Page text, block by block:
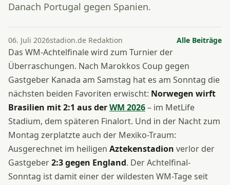
Danach Portugal gegen Spanien.
06. Juli 2026stadion.de Redaktion Alle Beiträge
Das WM-Achtelfinale wird zum Turnier der
Überraschungen. Nach Marokkos Coup gegen
Gastgeber Kanada am Samstag hat es am Sonntag die
nächsten beiden Favoriten erwischt: Norwegen wirft
Brasilien mit 2:1 aus derWM 2026– im MetLife
Stadium, dem späteren Finalort. Und in der Nacht zum
Montag zerplatzte auch der Mexiko-Traum:
Ausgerechnet im heiligen Aztekenstadion verlor der
Gastgeber2:3 gegen England. Der Achtelfinal-
Sonntag ist damit einer der wildesten WM-Tage seit